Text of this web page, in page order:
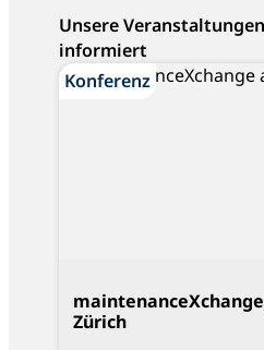
Unsere
informiert
Konferenz
Konferenz
Zürich